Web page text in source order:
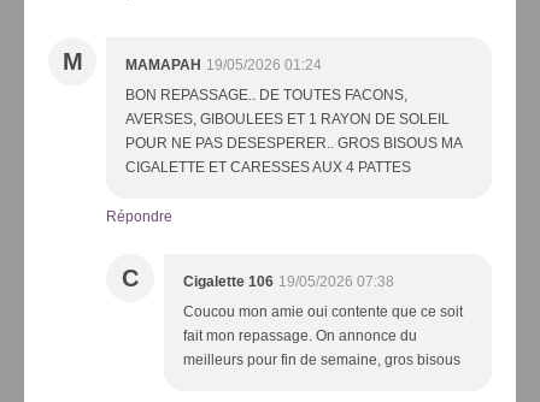
M MAMAPAH 19/05/2026 01:24
BON REPASSAGE.. DE TOUTES FACONS,
AVERSES, GIBOULEES ET 1 RAYON DE SOLEIL
POUR NE PAS DESESPERER.. GROS BISOUS MA
CIGALETTE ET CARESSES AUX 4 PATTES
Répondre
C Cigalette 106 19/05/2026 07:38
Coucou mon amie oui contente que ce soit
fait mon repassage. On annonce du
meilleurs pour fin de semaine, gros bisous